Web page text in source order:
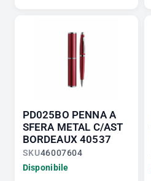
PD025BO PENNA A
SFERA METAL C/AST
BORDEAUX 40537
SKU46007604
Disponibile